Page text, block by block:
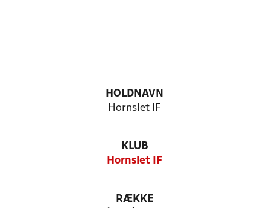
HOLDNAVN
Hornslet IF
KLUB
Hornslet IF
RÆKKE